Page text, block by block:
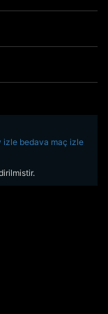
izle bedava maç izle